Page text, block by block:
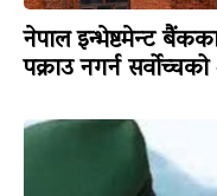
नेपाल इन्भेष्टमेन्ट
पक्राउ नगर्न